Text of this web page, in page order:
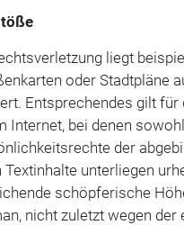
liegt
oder Stadtpläne
Entsprechendes gilt
Internet, bei denen
der
Textinhalte unterliegen
schöpferische
nicht zuletzt wegen der